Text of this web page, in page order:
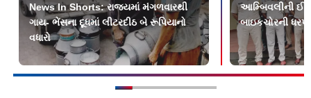
News In Shorts: રાજ્યમાં મંગળવારથી
ગાય- ભેંસના દૂધમાં લીટરદીઠ બે રૂપિયાનો
વધારો
આમ્બિવલીની
બાઇકચોરની